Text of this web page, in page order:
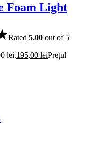
Foam Light
Rated 5.00 out of 5
lei.195,00 leiPrețul